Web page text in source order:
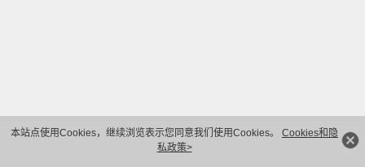
本站点使用Cookies，继续浏览表示您同意我们使用Cookies。 Cookies和隐
私政策>